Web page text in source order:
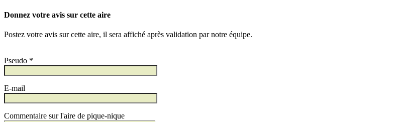
Donnez votre avis sur cette aire
Postez votre avis sur cette aire, il sera affiché après validation par notre équipe.
Pseudo *
E-mail
Commentaire sur l'aire de pique-nique